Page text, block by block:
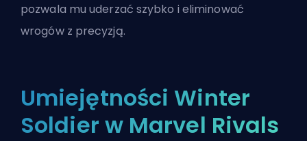
pozwala mu uderzać szybko i eliminować
wrogów z precyzją.
Umiejętności Winter
Soldier w Marvel Rivals